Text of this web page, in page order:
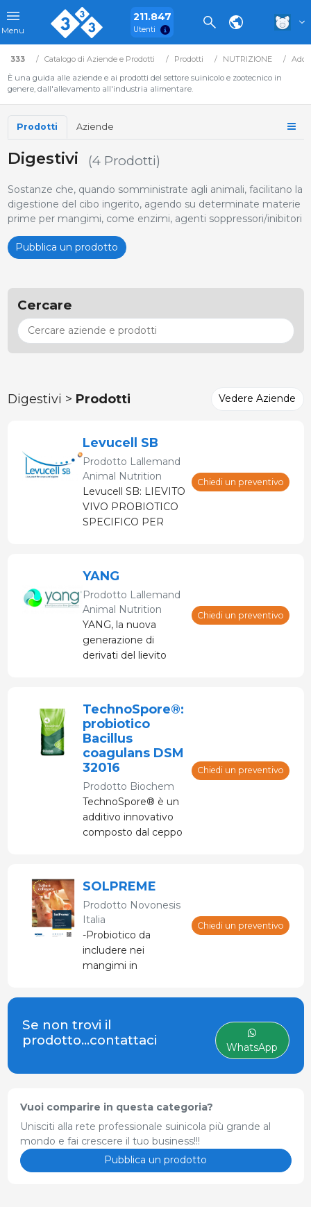
Menu
211.847
Utenti
333 Catalogo di Aziende e Prodotti Prodotti NUTRIZIONE
È una guida alle aziende e ai prodotti del settore suinicolo e zootecnico in
genere, dall'allevamento all'industria alimentare.
Prodotti Aziende
Digestivi (4 Prodotti)
Sostanze che, quando somministrate agli animali, facilitano la
digestione del cibo ingerito, agendo su determinate materie
prime per mangimi, come enzimi, agenti soppressori/inibitori
Pubblica un prodotto
Cercare
Digestivi > Prodotti Vedere Aziende
Levucell SB
Prodotto Lallemand
Animal Nutrition
Levucell SB: LIEVITO
VIVO PROBIOTICO
SPECIFICO PER
Chiedi un preventivo
YANG
Prodotto Lallemand
Animal Nutrition
YANG, la nuova
generazione di
derivati del lievito
Chiedi un preventivo
TechnoSpore®:
probiotico
Bacillus
coagulans DSM
32016
Prodotto Biochem
TechnoSpore® è un
additivo innovativo
composto dal ceppo
Chiedi un preventivo
SOLPREME
Prodotto Novonesis
Italia
-Probiotico da
includere nei
mangimi in
gravidanza per
lattoiniziatore,
presterter e starter
Combinazione di
Bacillus
INIBIZIONE DEL
CLOSTRIDIUM ED
ELEVATO POTERE
Chiedi un preventivo
Se non trovi il
prodotto...contattaci
WhatsApp
Vuoi comparire in questa categoria?
Unisciti alla rete professionale suinicola più grande al
mondo e fai crescere il tuo business!!!
Pubblica un prodotto